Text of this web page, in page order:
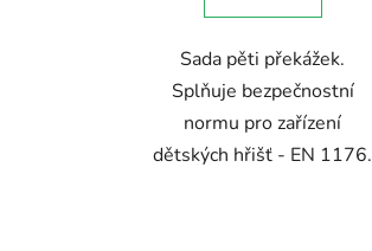
Sada pěti překážek.
Splňuje bezpečnostní
normu pro zařízení
dětských hřišť - EN 1176.